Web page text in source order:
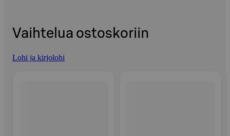
Vaihtelua ostoskoriin
Lohi ja kirjolohi